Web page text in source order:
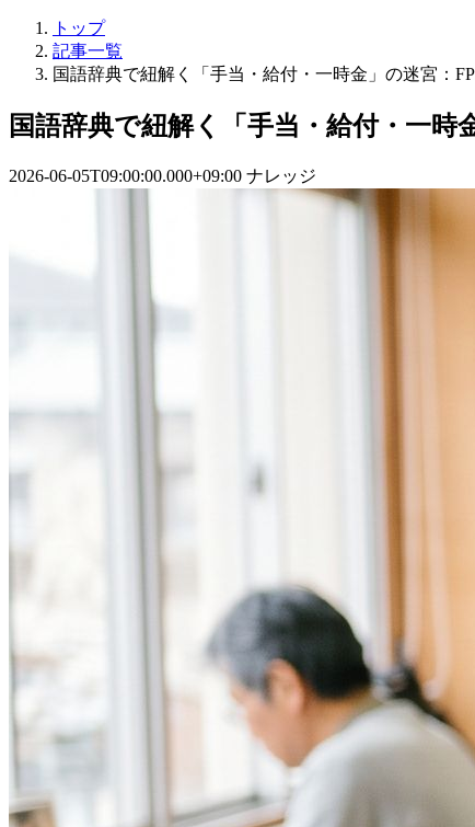
トップ
記事一覧
国語辞典で紐解く「手当・給付・一時金」の迷宮：
国語辞典で紐解く「手当・給付・一時
2026-06-05T09:00:00.000+09:00 ナレッジ